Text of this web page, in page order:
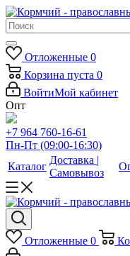
Отложенные 0
Корзина пуста 0
ВойтиМой кабинет
Опт
+7 964 760-16-61
Пн-Пт (09:00-16:30)
Каталог
Доставка |
Самовывоз
Отложенные 0